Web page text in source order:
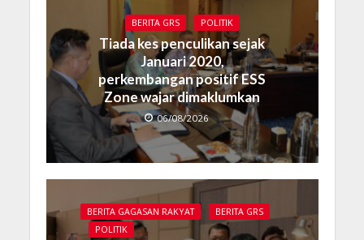
BERITA GRS POLITIK
Tiada kes penculikan sejak
Januari 2020,
perkembangan positif ESS
Zone wajar dimaklumkan
06/08/2026
BERITA GAGASAN RAKYAT
BERITA GRS
POLITIK